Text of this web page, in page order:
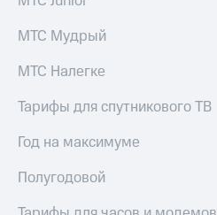
Регистратор
Реквизиты
Контакты
деловая этика
На главную
МТС Мудрый
МТС Налегке
Тарифы для спутникового ТВ
Год на максимуме
Полугодовой